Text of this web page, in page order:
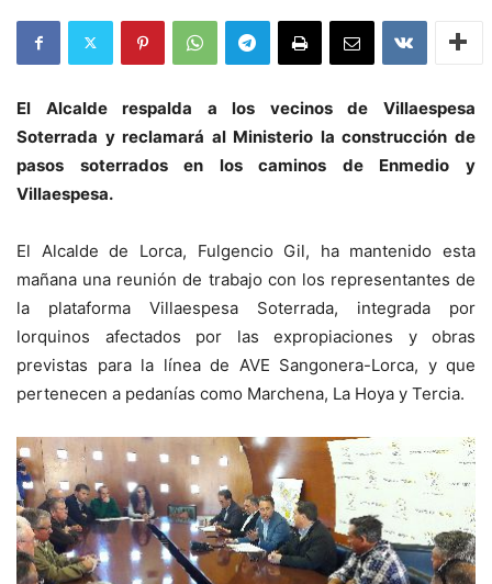
El Alcalde respalda a los vecinos de Villaespesa
Soterrada y reclamará al Ministerio la construcción de
pasos soterrados en los caminos de Enmedio y
Villaespesa.
El Alcalde de Lorca, Fulgencio Gil, ha mantenido esta
mañana una reunión de trabajo con los representantes de
la plataforma Villaespesa Soterrada, integrada por
lorquinos afectados por las expropiaciones y obras
previstas para la línea de AVE Sangonera-Lorca, y que
pertenecen a pedanías como Marchena, La Hoya y Tercia.